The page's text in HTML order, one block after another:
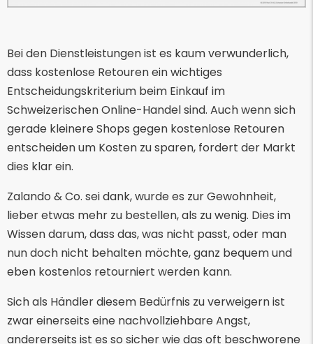
Bei den Dienstleistungen ist es kaum verwunderlich,
dass kostenlose Retouren ein wichtiges
Entscheidungskriterium beim Einkauf im
Schweizerischen Online-Handel sind. Auch wenn sich
gerade kleinere Shops gegen kostenlose Retouren
entscheiden um Kosten zu sparen, fordert der Markt
dies klar ein.
Zalando & Co. sei dank, wurde es zur Gewohnheit,
lieber etwas mehr zu bestellen, als zu wenig. Dies im
Wissen darum, dass das, was nicht passt, oder man
nun doch nicht behalten möchte, ganz bequem und
eben kostenlos retourniert werden kann.
Sich als Händler diesem Bedürfnis zu verweigern ist
zwar einerseits eine nachvollziehbare Angst,
andererseits ist es so sicher wie das oft beschworene